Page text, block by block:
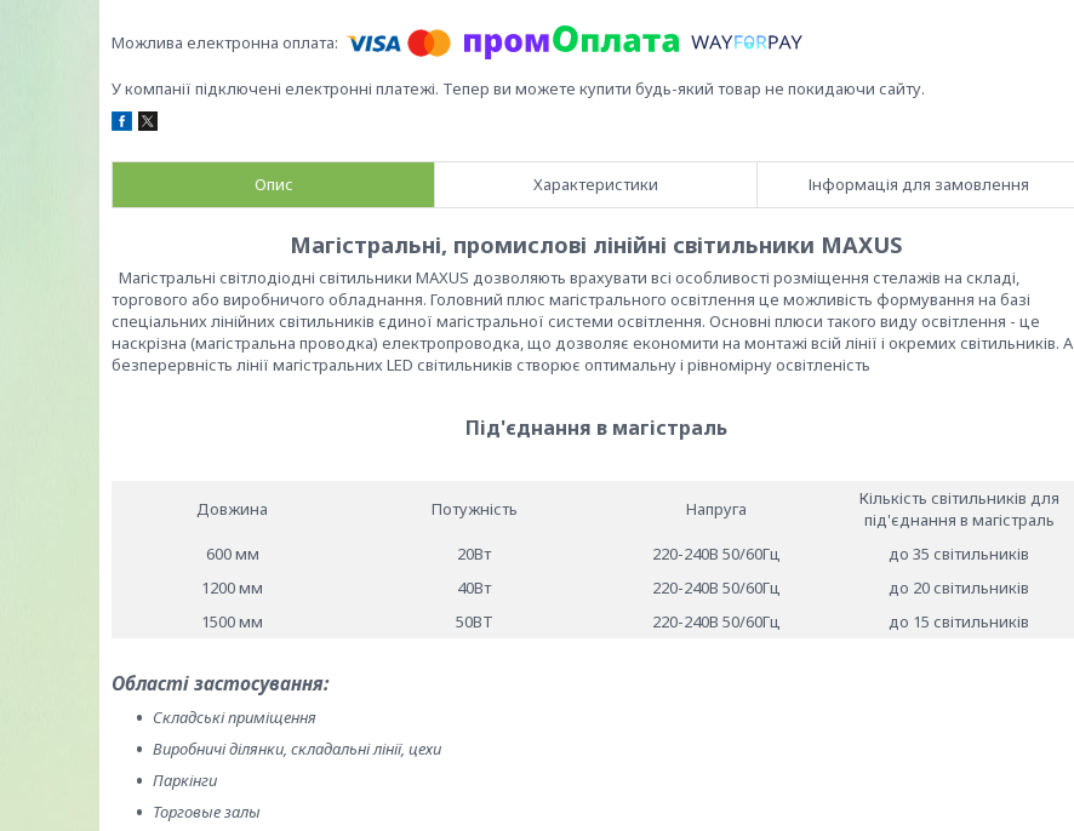
У компанії підключені електронні платежі. Тепер ви можете купити будь-який товар не покидаючи сайту.
Опис Характеристики Інформація для замовлення
Магістральні, промислові лінійні світильники MAXUS
Магістральні світлодіодні світильники MAXUS дозволяють врахувати всі особливості розміщення стелажів на складі,
торгового або виробничого обладнання. Головний плюс магістрального освітлення це можливість формування на базі
спеціальних лінійних світильників єдиної магістральної системи освітлення. Основні плюси такого виду освітлення - це
наскрізна (магістральна проводка) електропроводка, що дозволяє економити на монтажі всій лінії і окремих світильників. А
безперервність лінії магістральних LED світильників створює оптимальну і рівномірну освітленість
Під'єднання в магістраль
Довжина Потужність Напруга
Кількість світильників для
під'єднання в магістраль
600 мм
20Вт 220-240В 50/60Гц
до 35 світильників
1200 мм
40Вт 220-240В 50/60Гц
до 20 світильників
1500 мм
50ВТ 220-240В 50/60Гц до 15 світильників
Області застосування:
Складські приміщення
Виробничі ділянки, складальні лінії, цехи
Паркінги
Торговые залы